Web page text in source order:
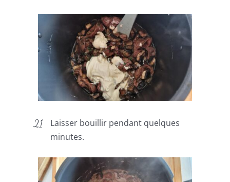
Laisser bouillir pendant quelques
minutes.